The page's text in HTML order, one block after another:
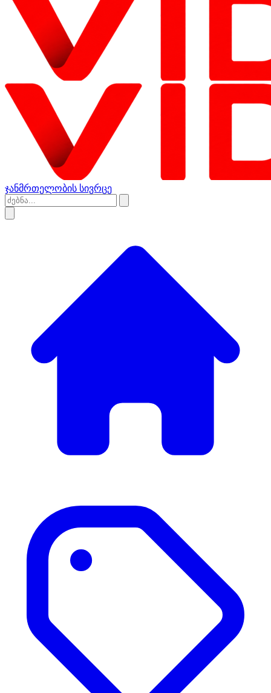
ჯანმრთელობის სივრცე